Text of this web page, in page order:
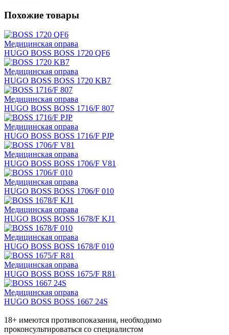
Похожие товары
Медицинская оправа
HUGO BOSS BOSS 1720 QF6
Медицинская оправа
HUGO BOSS BOSS 1720 KB7
Медицинская оправа
HUGO BOSS BOSS 1716/F 807
Медицинская оправа
HUGO BOSS BOSS 1716/F PJP
Медицинская оправа
HUGO BOSS BOSS 1706/F V81
Медицинская оправа
HUGO BOSS BOSS 1706/F 010
Медицинская оправа
HUGO BOSS BOSS 1678/F KJ1
Медицинская оправа
HUGO BOSS BOSS 1678/F 010
Медицинская оправа
HUGO BOSS BOSS 1675/F R81
Медицинская оправа
HUGO BOSS BOSS 1667 24S
18+ имеются противопоказания, необходимо
проконсультироваться со специалистом